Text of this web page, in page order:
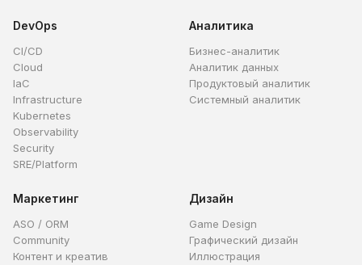
DevOps
CI/CD
Cloud
IaC
Infrastructure
Kubernetes
Observability
Security
SRE/Platform
Аналитика
Бизнес-аналитик
Аналитик данных
Продуктовый аналитик
Системный аналитик
Маркетинг
ASO / ORM
Community
Контент и креатив
Дизайн
Game Design
Графический дизайн
Иллюстрация